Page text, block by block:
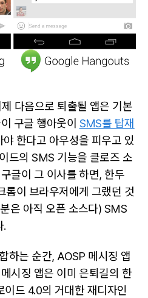
다음으로 퇴출될 앱은 기본
구글 행아웃이 SMS를 탑재
한다고 아우성을 피우고 있
드의 SMS 기능을 클로즈 소
글이 그 이사를 하면, 한두
롬이 브라우저에게 그랬던 것
은 아직 오픈 소스다) SMS
.
하는 순간, AOSP 메시징 앱
시징 앱은 이미 은퇴길의 한
드 4.0의 거대한 재디자인